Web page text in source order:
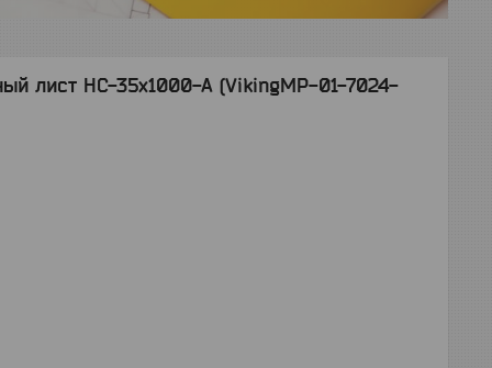
лист НС-35x1000-A (VikingMP-01-7024-